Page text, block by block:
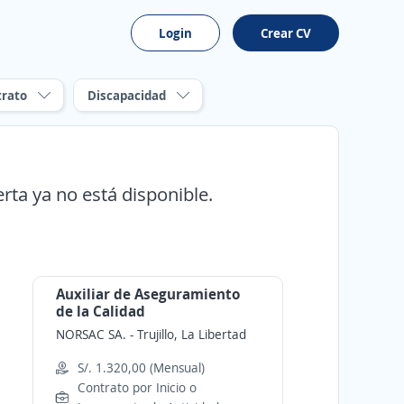
Login Crear CV
Discapacidad
ya no está disponible.
Auxiliar de Aseguramiento
de la Calidad
NORSAC SA. - Trujillo, La Libertad
S/. 1.320,00 (Mensual)
Contrato por Inicio o